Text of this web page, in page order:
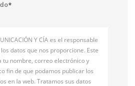
*
Y CÍA es el responsable
datos que nos proporcione. Este
nombre, correo electrónico y
fin de que podamos publicar los
en la web. Tratamos sus datos